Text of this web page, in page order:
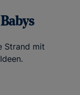
Strand mit